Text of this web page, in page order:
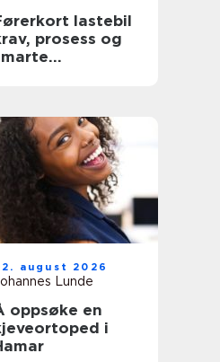
lastebil
prosess og
august 2026
Lunde
oppsøke en
i